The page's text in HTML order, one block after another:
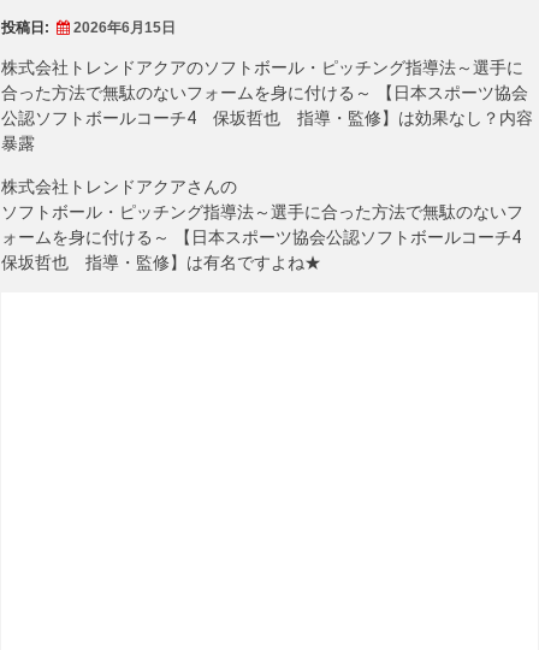
投稿日: 2026年6月15日
株式会社トレンドアクアのソフトボール・ピッチング指導法～選手に
合った方法で無駄のないフォームを身に付ける～ 【日本スポーツ協会
公認ソフトボールコーチ4 保坂哲也 指導・監修】は効果なし？内容
暴露
株式会社トレンドアクアさんの
ソフトボール・ピッチング指導法～選手に合った方法で無駄のないフ
ォームを身に付ける～ 【日本スポーツ協会公認ソフトボールコーチ4
保坂哲也 指導・監修】は有名ですよね★